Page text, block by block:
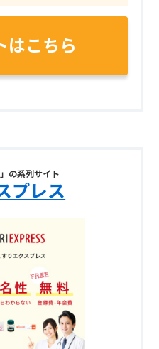
はこちら
の系列サイト
プレス